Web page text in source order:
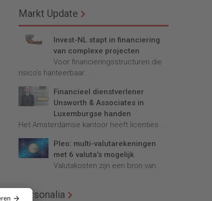
Markt Update
Invest-NL stapt in financiering
van complexe projecten
Voor financieringsstructuren die
risico’s hanteerbaar...
Financieel dienstverlener
Unsworth & Associates in
Luxemburgse handen
Het Amsterdamse kantoor heeft licenties...
Pleo: multi-valutarekeningen
met 6 valuta’s mogelijk
Valutakosten zijn een bron van...
Personalia